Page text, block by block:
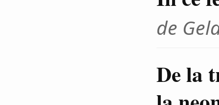
de
De la